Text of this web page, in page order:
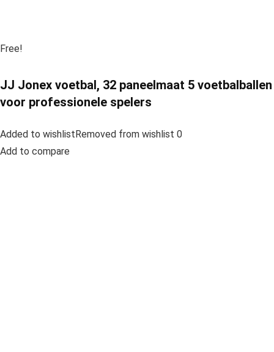
Free!
JJ Jonex voetbal, 32 paneelmaat 5 voetbalballen
voor professionele spelers
Added to wishlistRemoved from wishlist 0
Add to compare